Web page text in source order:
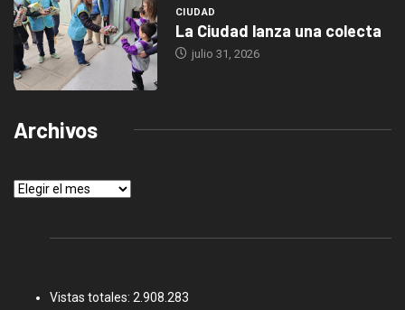
CIUDAD
La Ciudad lanza una colecta
julio 31, 2026
Archivos
Archivos
Vistas totales: 2.908.283